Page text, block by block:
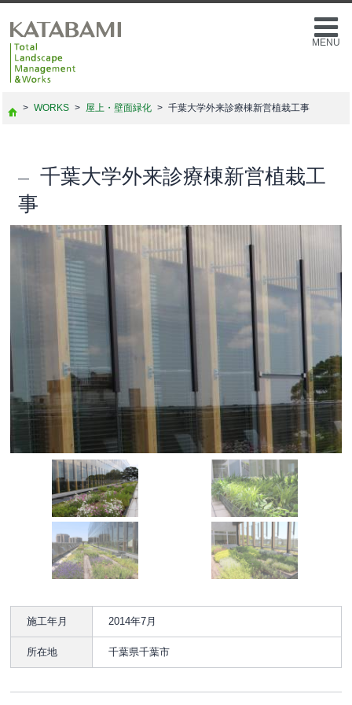
MENU
> WORKS > 屋上・壁面緑化 > 千葉大学外来診療棟新営植栽工事
千葉大学外来診療棟新営植栽工
事
施工年月 2014年7月
所在地 千葉県千葉市